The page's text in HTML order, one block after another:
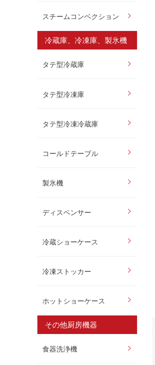
スチームコンベクション
冷蔵庫、冷凍庫、製氷機
タテ型冷蔵庫
タテ型冷凍庫
タテ型冷凍冷蔵庫
コールドテーブル
製氷機
ディスペンサー
冷蔵ショーケース
冷凍ストッカー
ホットショーケース
その他厨房機器
食器洗浄機